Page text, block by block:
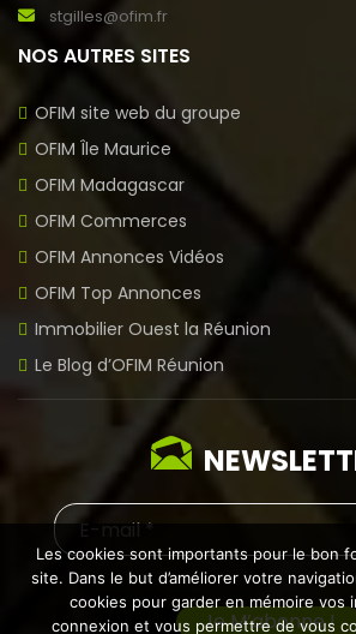
stgilles@ofim.fr
NOS AUTRES SITES
OFIM site web du groupe
OFIM Île Maurice
OFIM Madagascar
OFIM Commerces
OFIM Annonces Vidéos
OFIM Top Annonces
Immobilier Ouest la Réunion
Le Blog d’OFIM Réunion
Les cookies sont importants pour le bon
site. Dans le but d’améliorer votre
cookies pour garder en mémoire vos
connexion et vous permettre de vous